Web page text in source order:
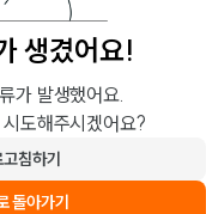
생겼어요!
가 발생했어요.
도해주시겠어요?
침하기
돌아가기